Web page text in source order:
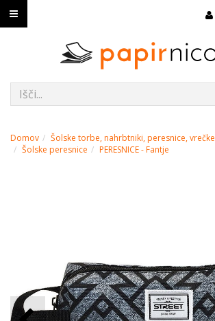
Domov
Šolske torbe, nahrbtniki, peresnice, vrečke
Šolske peresnice
PERESNICE - Fantje